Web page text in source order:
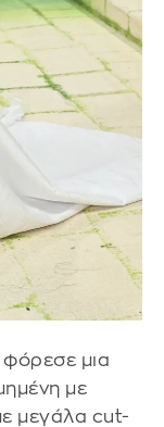
φόρεσε μια
με
μεγάλα cut-